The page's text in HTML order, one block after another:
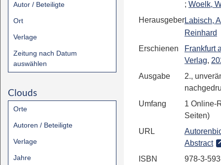
Autor / Beteiligte
Ort
Verlage
Zeitung nach Datum
auswählen
Clouds
Orte
Autoren / Beteiligte
Verlage
Jahre
; Woelk,
HerausgeberLabisch,
Reinhard
Erschienen
Frankfurt
Verlag,
Ausgabe
2.,
Umfang
1 Online-
Seiten)
URL
Abstract
ISBN
978-3-